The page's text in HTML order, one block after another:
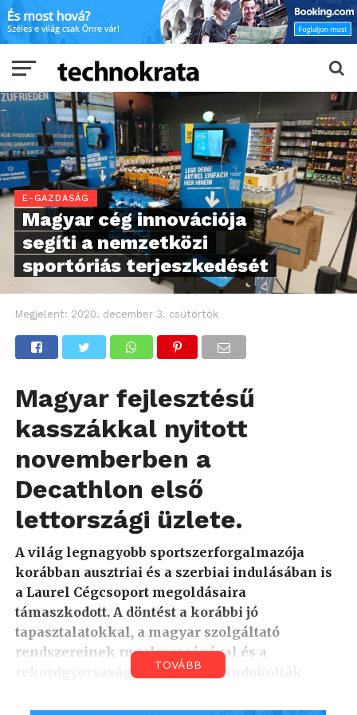
E-GAZDASÁG
Magyar cég innovációja
segíti a nemzetközi
sportóriás terjeszkedését
Megjelent: 2020. december 3. csütörtök
Magyar fejlesztésű
kasszákkal nyitott
novemberben a
Decathlon első
lettországi üzlete.
A világ legnagyobb sportszerforgalmazója
korábban ausztriai és a szerbiai indulásában is
a Laurel Cégcsoport megoldásaira
támaszkodott. A döntést a korábbi jó
tapasztalatokkal, a magyar szolgáltató
rendszereinek rugalmasságával és a
rekordgyorsaságú telepítéssel indokolták.
Gyors ütemben terjeszkedik a Decathlon. A csak
TOVÁBB